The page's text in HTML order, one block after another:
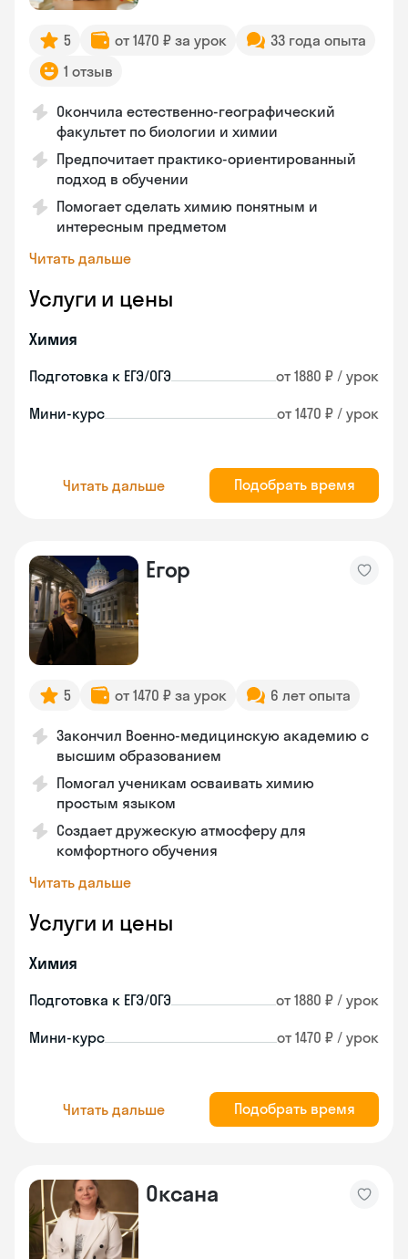
5 от 1470 ₽ за урок
33 года опыта
1 отзыв
Окончила естественно-географический
факультет по биологии и химии
Предпочитает практико-ориентированный
подход в обучении
Помогает сделать химию понятным и
интересным предметом
Читать дальше
Услуги и цены
Химия
Подготовка к ЕГЭ/ОГЭ от 1880 ₽ / урок
Мини-курс от 1470 ₽ / урок
Читать дальше Подобрать время
Егор
5 от 1470 ₽ за урок 6 лет опыта
Закончил Военно-медицинскую академию с
высшим образованием
Помогал ученикам осваивать химию
простым языком
Создает дружескую атмосферу для
комфортного обучения
Читать дальше
Услуги и цены
Химия
Подготовка к ЕГЭ/ОГЭ от 1880 ₽ / урок
Мини-курс от 1470 ₽ / урок
Читать дальше Подобрать время
Оксана